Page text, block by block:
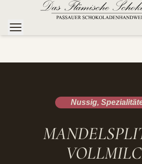
Nussig,